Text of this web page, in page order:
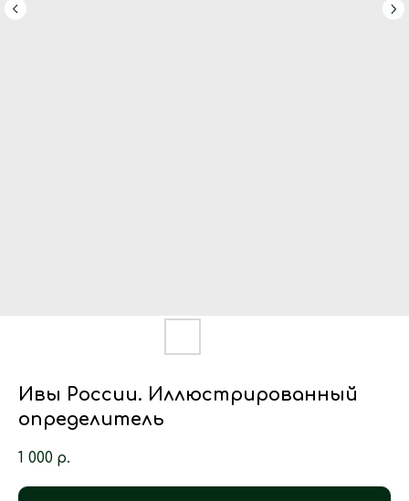
Ивы России. Иллюстрированный
определитель
1 000 р.